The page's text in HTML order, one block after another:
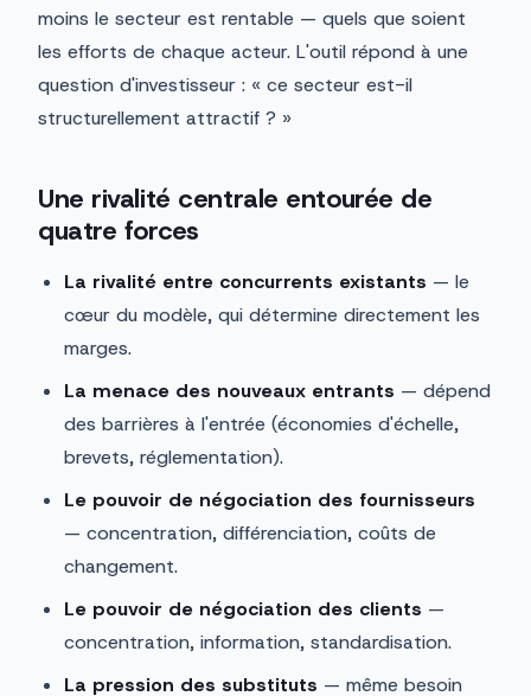
moins le secteur est rentable — quels que soient
les efforts de chaque acteur. L'outil répond à une
question d'investisseur : « ce secteur est-il
structurellement attractif ? »
Une rivalité centrale entourée de
quatre forces
La rivalité entre concurrents existants — le
cœur du modèle, qui détermine directement les
marges.
La menace des nouveaux entrants — dépend
des barrières à l'entrée (économies d'échelle,
brevets, réglementation).
Le pouvoir de négociation des fournisseurs
— concentration, différenciation, coûts de
changement.
Le pouvoir de négociation des clients —
concentration, information, standardisation.
La pression des substituts — même besoin